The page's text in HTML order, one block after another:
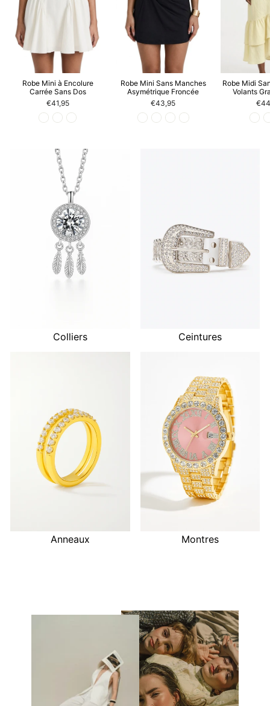
Robe Mini à Encolure
Carrée Sans Dos
€41,95
Robe Mini Sans Manches
Asymétrique Froncée
€43,95
Robe Midi
Volants
Colliers Ceintures
Anneaux Montres